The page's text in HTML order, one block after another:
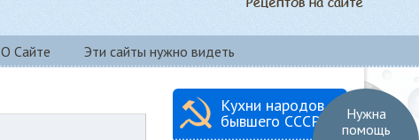
О Сайте Эти сайты нужно видеть
Кухни народов
бывшего СССР
Нужна
помощь